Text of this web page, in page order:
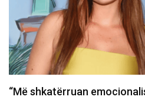
Dëshmi të reja hedhin dritë